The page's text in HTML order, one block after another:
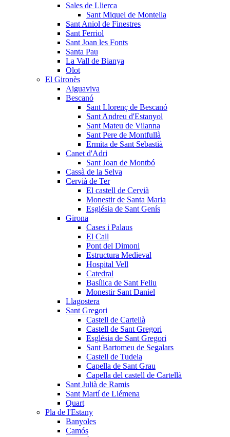
Sales de Llierca
Sant Miquel de Montella
Sant Aniol de Finestres
Sant Ferriol
Sant Joan les Fonts
Santa Pau
La Vall de Bianya
Olot
El Gironès
Aiguaviva
Bescanó
Sant Llorenç de Bescanó
Sant Andreu d'Estanyol
Sant Mateu de Vilanna
Sant Pere de Montfullà
Ermita de Sant Sebastià
Canet d'Adri
Sant Joan de Montbó
Cassà de la Selva
Cervià de Ter
El castell de Cervià
Monestir de Santa Maria
Església de Sant Genís
Girona
Cases i Palaus
El Call
Pont del Dimoni
Estructura Medieval
Hospital Vell
Catedral
Basílica de Sant Feliu
Monestir Sant Daniel
Llagostera
Sant Gregori
Castell de Cartellà
Castell de Sant Gregori
Església de Sant Gregori
Sant Bartomeu de Segalars
Castell de Tudela
Capella de Sant Grau
Capella del castell de Cartellà
Sant Julià de Ramis
Sant Martí de Llémena
Quart
Pla de l'Estany
Banyoles
Camós